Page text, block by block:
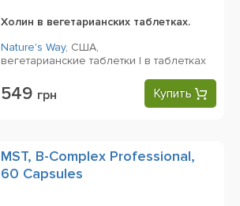
Холин в вегетарианских таблетках.
Nature's Way, США,
вегетарианские таблетки | в таблетках
549 грн Купить
MST, B-Complex Professional,
60 Capsules